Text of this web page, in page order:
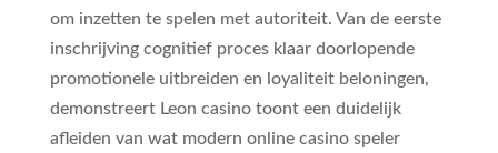
om inzetten te spelen met autoriteit. Van de eerste
inschrijving cognitief proces klaar doorlopende
promotionele uitbreiden en loyaliteit beloningen,
demonstreert Leon casino toont een duidelijk
afleiden van wat modern online casino speler